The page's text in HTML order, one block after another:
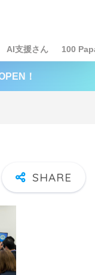
AI支援さん 100
！